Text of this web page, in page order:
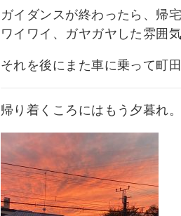
ガイダンスが終わったら、帰
ワイワイ、ガヤガヤした雰囲
それを後にまた車に乗って町
帰り着くころにはもう夕暮れ。